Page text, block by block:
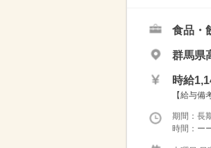
食品・
群馬県
時給
【給与
期間：
時間：ー